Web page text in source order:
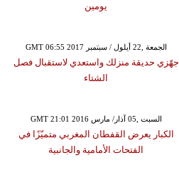
يومين
GMT 06:55 2017 الجمعة ,22 أيلول / سبتمبر
جهّزي حديقة منزلك واستعدي لاستقبال فصل
الشتاء
GMT 21:01 2016 السبت ,05 آذار/ مارس
الكبار يعرض القفطان المغربي متميّزًا في
الفتحات الأمامية والجانبية